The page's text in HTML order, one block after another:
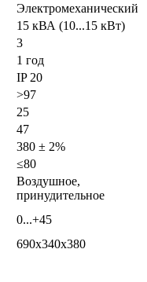
Электромеханический
15 кВА (10...15 кВт)
3
1 год
IP 20
>97
25
47
380 ± 2%
≤80
Воздушное,
принудительное
0...+45
690х340х380